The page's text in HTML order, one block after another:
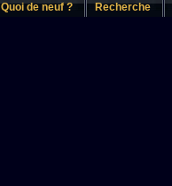
Quoi de neuf ? Recherche